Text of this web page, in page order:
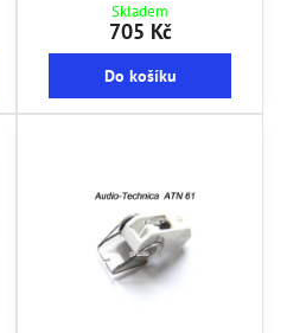
Skladem
705 Kč
Do košíku